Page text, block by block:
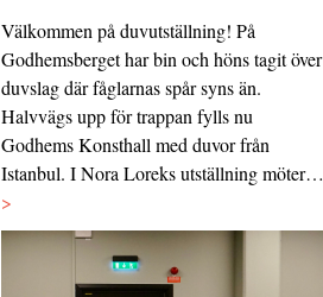
Välkommen på duvutställning! På
Godhemsberget har bin och höns tagit över
duvslag där fåglarnas spår syns än.
Halvvägs upp för trappan fylls nu
Godhems Konsthall med duvor från
Istanbul. I Nora Loreks utställning möter…
>